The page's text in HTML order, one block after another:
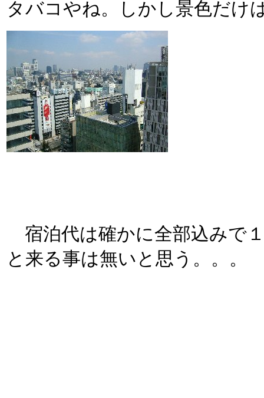
タバコやね。しかし景色だけ
宿泊代は確かに全部込みで
と来る事は無いと思う。。。